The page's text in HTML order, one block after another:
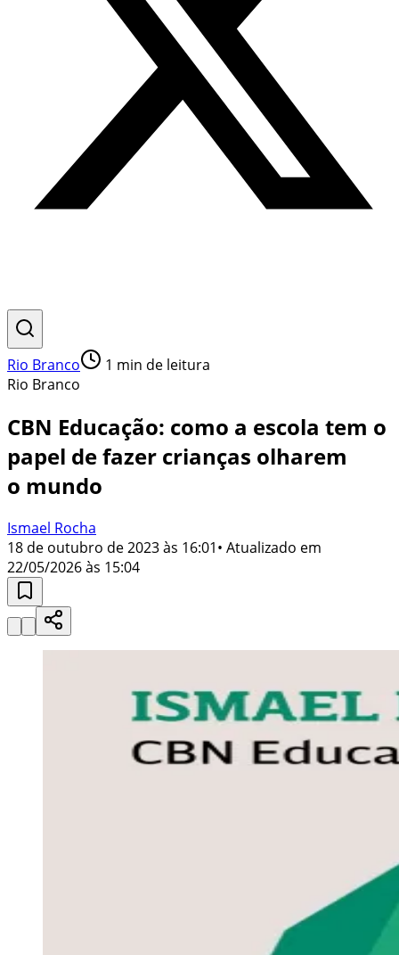
Rio Branco 1 min de leitura
Rio Branco
CBN Educação: como a escola tem o
papel de fazer crianças olharem
o mundo
Ismael Rocha
18 de outubro de 2023 às 16:01• Atualizado em
22/05/2026 às 15:04